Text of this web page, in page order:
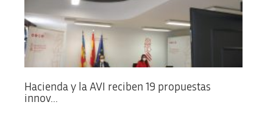
Hacienda y la AVI reciben 19 propuestas
innov...